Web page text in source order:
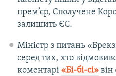
прем’єр, Сполучене
залишить ЄС.
Міністр з питань
серед тих, хто
коментарі «Бі-бі-сі»він